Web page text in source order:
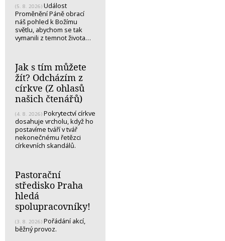
(5. 8. 2026) Událost
Proměnění Páně obrací
náš pohled k Božímu
světlu, abychom se tak
vymanili z temnot života…
Jak s tím můžete
žít? Odcházím z
církve (Z ohlasů
našich čtenářů)
(4. 8. 2026) Pokrytectví církve
dosahuje vrcholu, když ho
postavíme tváří v tvář
nekonečnému řetězci
církevních skandálů.
Pastorační
středisko Praha
hledá
spolupracovníky!
(3. 8. 2026) Pořádání akcí,
běžný provoz.